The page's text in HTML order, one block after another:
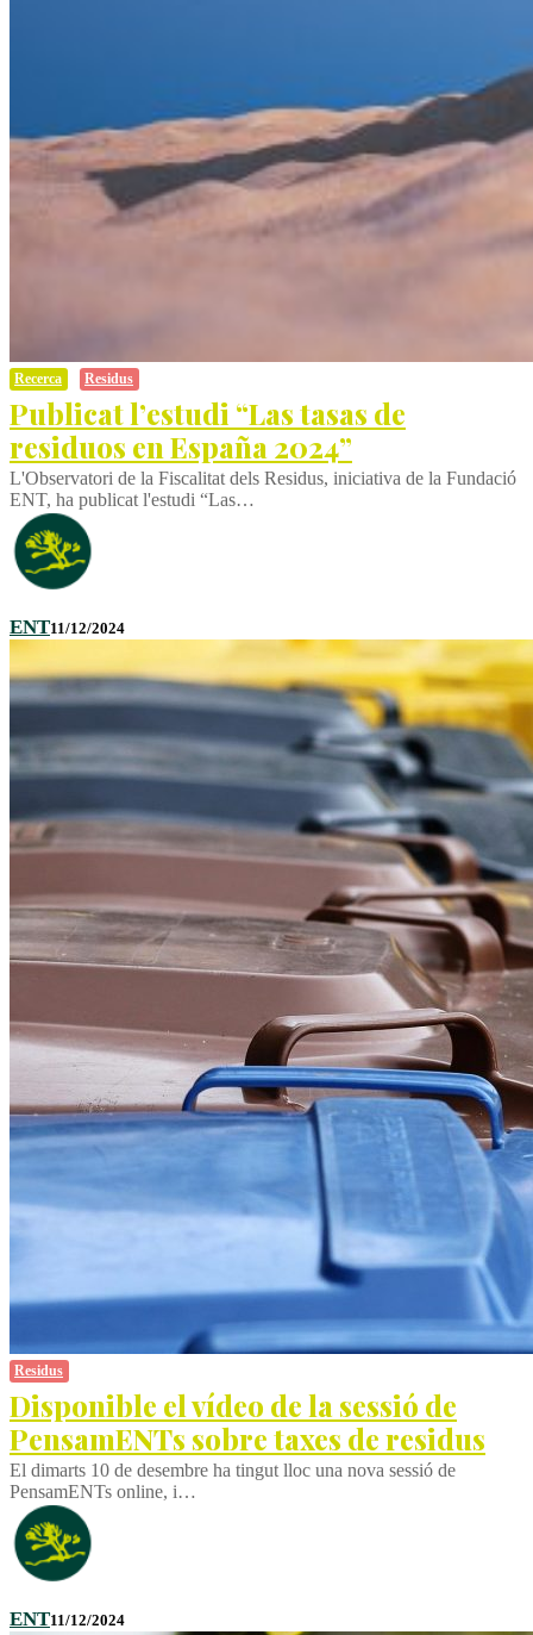
Recerca Residus
Publicat l’estudi “Las tasas de
residuos en España 2024”
L'Observatori de la Fiscalitat dels Residus, iniciativa de la Fundació
ENT, ha publicat l'estudi “Las…
ENT11/12/2024
Residus
Disponible el vídeo de la sessió de
PensamENTs sobre taxes de residus
El dimarts 10 de desembre ha tingut lloc una nova sessió de
PensamENTs online, i…
ENT11/12/2024